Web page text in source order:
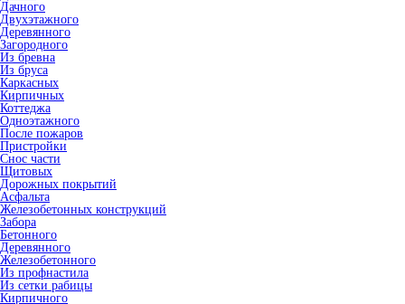
Дачного
Двухэтажного
Деревянного
Загородного
Из бревна
Из бруса
Каркасных
Кирпичных
Коттеджа
Одноэтажного
После пожаров
Пристройки
Снос части
Щитовых
Дорожных покрытий
Асфальта
Железобетонных конструкций
Забора
Бетонного
Деревянного
Железобетонного
Из профнастила
Из сетки рабицы
Кирпичного